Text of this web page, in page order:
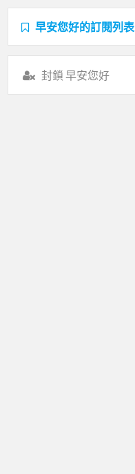
早安您好的訂閱列表
封鎖 早安您好